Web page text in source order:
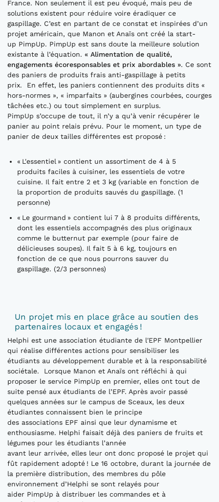
France. Non seulement il est peu évoqué, mais peu de
solutions existent pour réduire voire éradiquer ce
gaspillage. C’est en partant de ce constat et inspirées d’un
projet américain, que Manon et Anaïs ont créé la start-
up PimpUp. PimpUp est sans doute la meilleure solution
existante à l’équation. « Alimentation de qualité,
engagements écoresponsables et prix abordables ». Ce sont
des paniers de produits frais anti-gaspillage à petits
prix. En effet, les paniers contiennent des produits dits «
hors-normes », « imparfaits » (aubergines courbées, courges
tâchées etc.) ou tout simplement en surplus.
PimpUp s’occupe de tout, il n’y a qu’à venir récupérer le
panier au point relais prévu. Pour le moment, un type de
panier de deux tailles différentes est proposé :
« L'essentiel » contient un assortiment de 4 à 5
produits faciles à cuisiner, les essentiels de votre
cuisine. Il fait entre 2 et 3 kg (variable en fonction de
la proportion de produits sauvés du gaspillage. (1
personne)
« Le gourmand » contient lui 7 à 8 produits différents,
dont les essentiels accompagnés des plus originaux
comme le butternut par exemple (pour faire de
délicieuses soupes). Il fait 5 à 6 kg, toujours en
fonction de ce que nous pourrons sauver du
gaspillage. (2/3 personnes)
Un projet mis en place grâce au soutien des
partenaires locaux et engagés !
Helphi est une association étudiante de l'EPF Montpellier
qui réalise différentes actions pour sensibiliser les
étudiants au développement durable et à la responsabilité
sociétale. Lorsque Manon et Anaïs ont réfléchi à qui
proposer le service PimpUp en premier, elles ont tout de
suite pensé aux étudiants de l’EPF. Après avoir passé
quelques années sur le campus de Sceaux, les deux
étudiantes connaissent bien le principe
des associations EPF ainsi que leur dynamisme et
enthousiasme. Helphi faisait déjà des paniers de fruits et
légumes pour les étudiants l’année
avant leur arrivée, elles leur ont donc proposé le projet qui
fût rapidement adopté ! Le 16 octobre, durant la journée de
la première distribution, des membres du pôle
environnement d’Helphi se sont relayés pour
aider PimpUp à distribuer les commandes et à